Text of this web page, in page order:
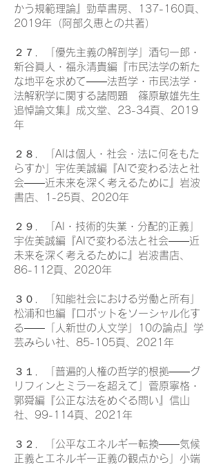
かう規範理論』勁草書房、137-160頁、
2019年（阿部久恵との共著）
２７．「優先主義の解剖学」酒匂一郎・
新谷眞人・福永清貴編『市民法学の新た
な地平を求めて――法哲学・市民法学・
法解釈学に関する諸問題 篠原敏雄先生
追悼論文集』成文堂、23-34頁、2019
年
２８．「AIは個人・社会・法に何をもた
らすか」宇佐美誠編『AIで変わる法と社
会――近未来を深く考えるために』岩波
書店、1-25頁、2020年
２９．「AI・技術的失業・分配的正義」
宇佐美誠編『AIで変わる法と社会――近
未来を深く考えるために』岩波書店、
86-112頁、2020年
３０．「知能社会における労働と所有」
松浦和也編『ロボットをソーシャル化す
る――「人新世の人文学」10の論点』学
芸みらい社、85-105頁、2021年
３１．「普遍的人権の哲学的根拠――グ
リフィンとミラーを超えて」菅原寧格・
郭舜編『公正な法をめぐる問い』信山
社、99-114頁、2021年
３２．「公平なエネルギー転換――気候
正義とエネルギー正義の観点から」小端